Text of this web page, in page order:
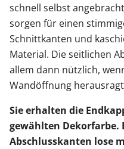
schnell selbst
sorgen für einen
Schnittkanten und
Material. Die seitlichen
allem dann nützlich,
Wandöffnung
Sie erhalten die
gewählten Dekorfarbe.
Abschlusskanten lose